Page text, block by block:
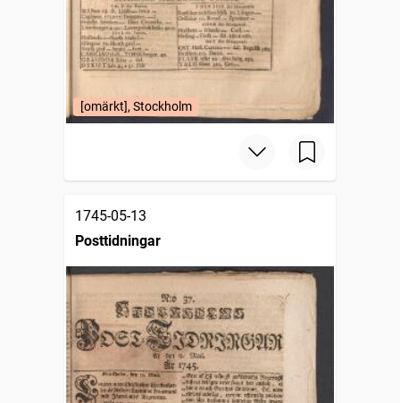
[omärkt], Stockholm
1745-05-13
Posttidningar